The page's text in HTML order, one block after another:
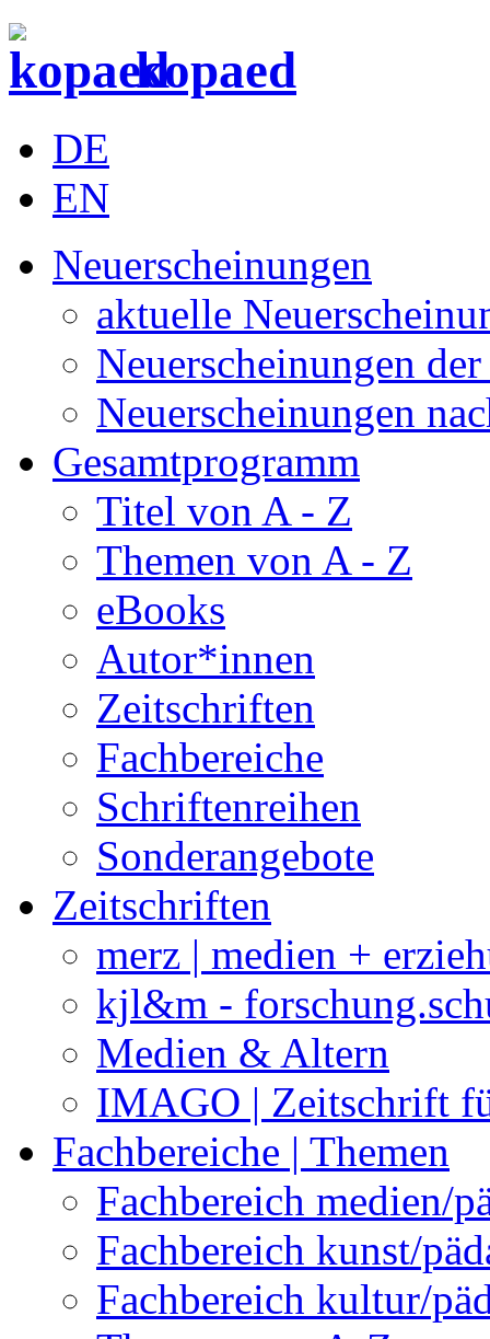
kopaed
DE
EN
Neuerscheinungen
aktuelle
Neuerscheinungen
Neuerscheinungen
Gesamtprogramm
Titel von A - Z
Themen von A - Z
eBooks
Autor*innen
Zeitschriften
Fachbereiche
Schriftenreihen
Sonderangebote
Zeitschriften
merz | medien +
kjl&m -
Medien & Altern
IMAGO | Zeitschrift
Fachbereiche | Themen
Fachbereich medien/
Fachbereich kunst/
Fachbereich kultur/